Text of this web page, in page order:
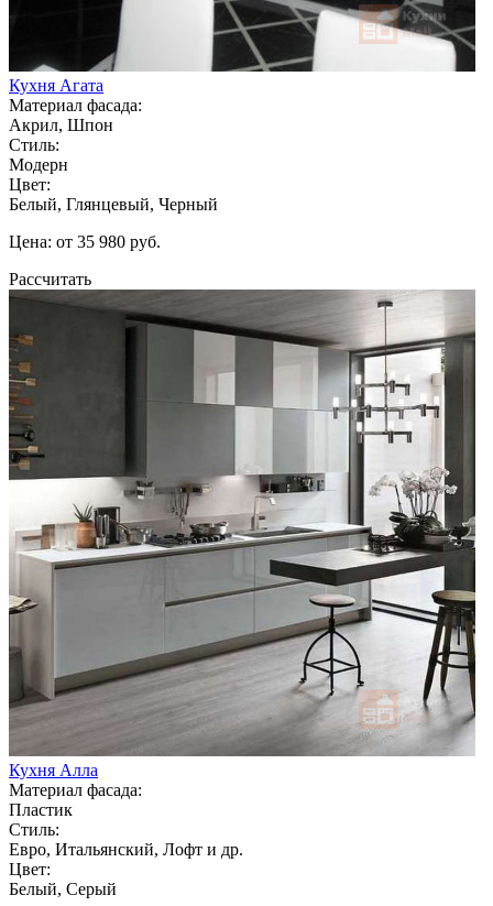
Кухня Агата
Материал фасада:
Акрил, Шпон
Стиль:
Модерн
Цвет:
Белый, Глянцевый, Черный
Цена: от 35 980 руб.
Рассчитать
Кухня Алла
Материал фасада:
Пластик
Стиль:
Евро, Итальянский, Лофт и др.
Цвет:
Белый, Серый